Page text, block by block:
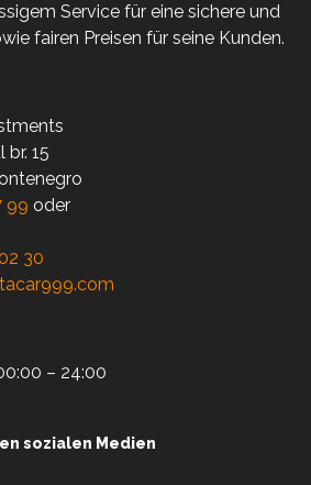
Service für eine sichere und
fairen Preisen für seine Kunden.
br. 15
99 oder
30
– 24:00
sozialen Medien